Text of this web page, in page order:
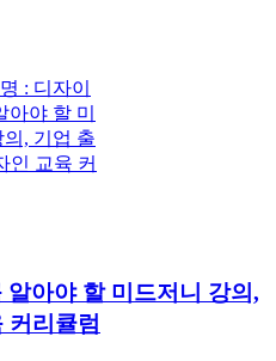
아야 할 미드저니 강의,
커리큘럼